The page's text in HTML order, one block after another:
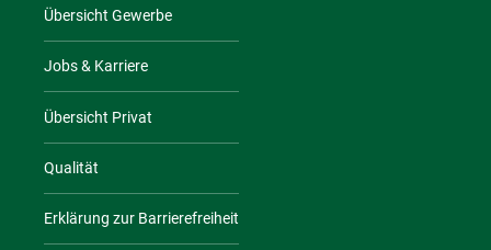
Übersicht Gewerbe
Jobs & Karriere
Übersicht Privat
Qualität
Erklärung zur Barrierefreiheit